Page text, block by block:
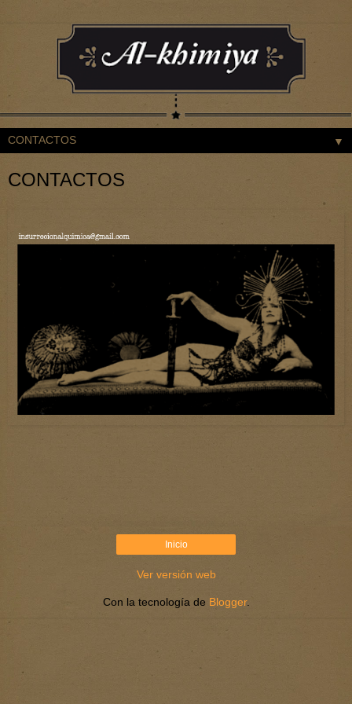
▼
CONTACTOS
Inicio
Ver versión web
Con la tecnología de Blogger.